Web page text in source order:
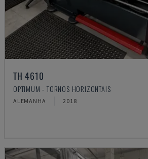
TH 4610
OPTIMUM - TORNOS HORIZONTAIS
ALEMANHA 2018